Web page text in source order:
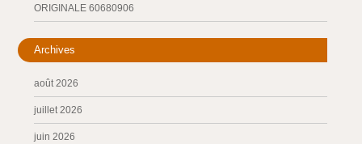
ORIGINALE 60680906
Archives
août 2026
juillet 2026
juin 2026